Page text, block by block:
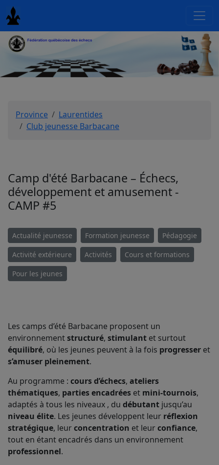
Province
Laurentides
Club jeunesse Barbacane
Camp d'été Barbacane – Échecs,
développement et amusement -
CAMP #5
Actualité jeunesse Formation jeunesse Pédagogie
Activité extérieure Activités Cours et formations
Pour les jeunes
Les camps d’été Barbacane proposent un
environnementstructuré, stimulant et surtout
équilibré, où les jeunes peuvent à la fois progresser et
s’amuser pleinement.
Au programme : cours d’échecs, ateliers
thématiques, parties encadrées et mini-tournois,
adaptés à tous les niveaux , du débutant jusqu’au
niveau élite. Les jeunes développent leur réflexion
stratégique, leurconcentration et leurconfiance,
tout en étant encadrés dans un environnement
professionnel.